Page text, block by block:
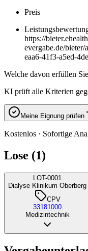
Preis
https://
evergabe.de/
eaa6-41f3-a5ed-
Welche davon erfüllen
KI prüft alle Kriterien
Meine Eignung prüfen
Kostenlos · Sofortige
Lose (1)
LOT-0001
Dialyse Klinikum Oberberg
CPV
33181000
Medizintechnik